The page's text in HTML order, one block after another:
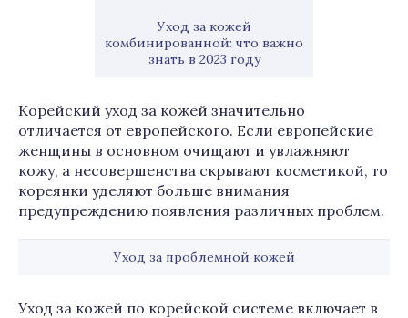
Уход за кожей
комбинированной: что важно
знать в 2023 году
Корейский уход за кожей значительно
отличается от европейского. Если европейские
женщины в основном очищают и увлажняют
кожу, а несовершенства скрывают косметикой, то
кореянки уделяют больше внимания
предупреждению появления различных проблем.
Уход за проблемной кожей
Уход за кожей по корейской системе включает в